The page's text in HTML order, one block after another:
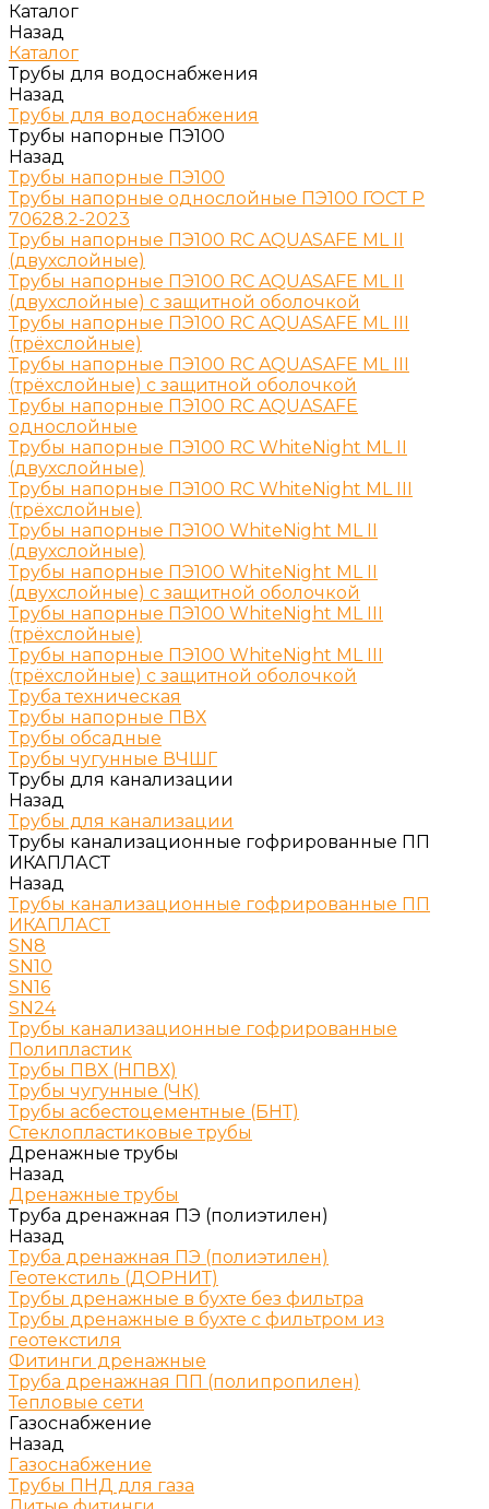
Каталог
Назад
Каталог
Трубы для водоснабжения
Назад
Трубы для водоснабжения
Трубы напорные ПЭ100
Назад
Трубы напорные ПЭ100
Трубы напорные однослойные ПЭ100 ГОСТ Р
70628.2-2023
Трубы напорные ПЭ100 RC AQUASAFE ML II
(двухслойные)
Трубы напорные ПЭ100 RC AQUASAFE ML II
(двухслойные) с защитной оболочкой
Трубы напорные ПЭ100 RC AQUASAFE ML III
(трёхслойные)
Трубы напорные ПЭ100 RC AQUASAFE ML III
(трёхслойные) с защитной оболочкой
Трубы напорные ПЭ100 RC AQUASAFE
однослойные
Трубы напорные ПЭ100 RC WhiteNight ML II
(двухслойные)
Трубы напорные ПЭ100 RC WhiteNight ML III
(трёхслойные)
Трубы напорные ПЭ100 WhiteNight ML II
(двухслойные)
Трубы напорные ПЭ100 WhiteNight ML II
(двухслойные) с защитной оболочкой
Трубы напорные ПЭ100 WhiteNight ML III
(трёхслойные)
Трубы напорные ПЭ100 WhiteNight ML III
(трёхслойные) с защитной оболочкой
Труба техническая
Трубы напорные ПВХ
Трубы обсадные
Трубы чугунные ВЧШГ
Трубы для канализации
Назад
Трубы для канализации
Трубы канализационные гофрированные ПП
ИКАПЛАСТ
Назад
Трубы канализационные гофрированные ПП
ИКАПЛАСТ
SN8
SN10
SN16
SN24
Трубы канализационные гофрированные
Полипластик
Трубы ПВХ (НПВХ)
Трубы чугунные (ЧК)
Трубы асбестоцементные (БНТ)
Стеклопластиковые трубы
Дренажные трубы
Назад
Дренажные трубы
Труба дренажная ПЭ (полиэтилен)
Назад
Труба дренажная ПЭ (полиэтилен)
Геотекстиль (ДОРНИТ)
Трубы дренажные в бухте без фильтра
Трубы дренажные в бухте с фильтром из
геотекстиля
Фитинги дренажные
Труба дренажная ПП (полипропилен)
Тепловые сети
Газоснабжение
Назад
Газоснабжение
Трубы ПНД для газа